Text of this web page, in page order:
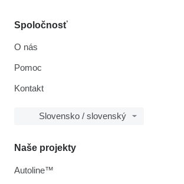
Spoločnosť
O nás
Pomoc
Kontakt
Slovensko / slovenský
Naše projekty
Autoline™